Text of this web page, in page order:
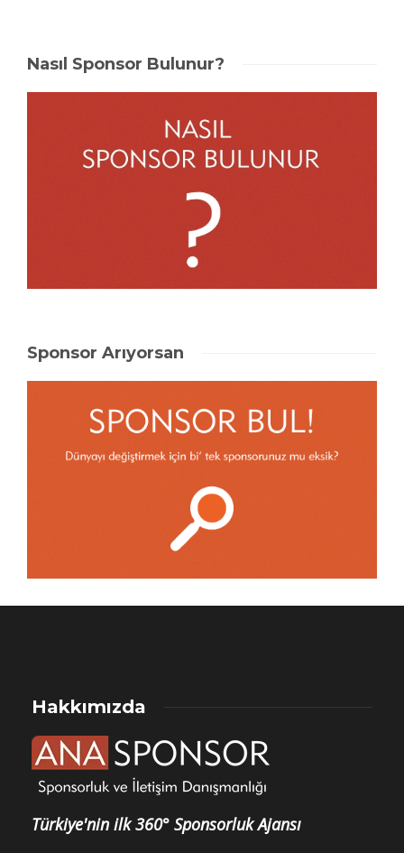
Nasıl Sponsor Bulunur?
Sponsor Arıyorsan
Hakkımızda
Türkiye'nin ilk 360° Sponsorluk Ajansı